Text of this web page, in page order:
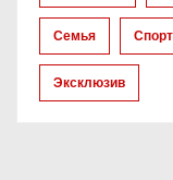
и
с
я
Семья Спорт
Эксклюзив